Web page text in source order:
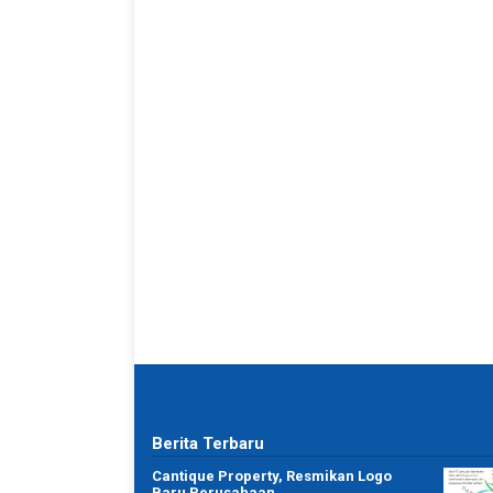
Berita Terbaru
Cantique Property, Resmikan Logo
Terimakasih Cantique Property membantu dengan